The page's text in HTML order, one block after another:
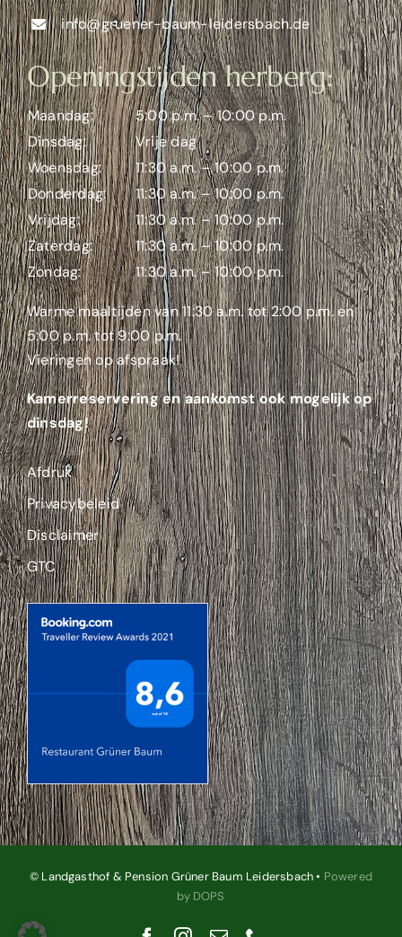
info@gruener-baum-leidersbach.de
Openingstijden herberg:
Maandag:
5:00 p.m. – 10:00 p.m.
Dinsdag:
Vrije dag
Woensdag:
11:30 a.m. – 10:00 p.m.
Donderdag:
11:30 a.m. – 10:00 p.m.
Vrijdag:
11:30 a.m. – 10:00 p.m.
Zaterdag:
11:30 a.m. – 10:00 p.m.
Zondag:
11:30 a.m. – 10:00 p.m.
Warme maaltijden van 11:30 a.m. tot 2:00 p.m. en
5:00 p.m. tot 9:00 p.m.
Vieringen op afspraak!
Kamerreservering en aankomst ook mogelijk op
dinsdag!
Afdruk
Privacybeleid
Disclaimer
GTC
© Landgasthof & Pension Grüner Baum Leidersbach • Powered
by DOPS